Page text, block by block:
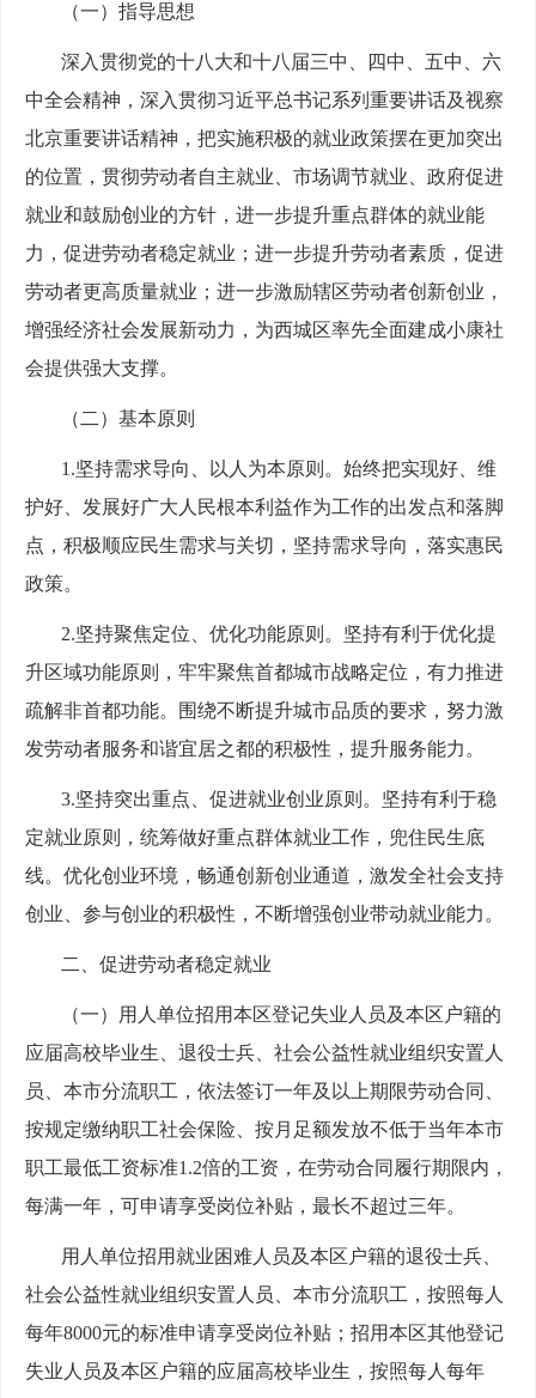
（一）指导思想
深入贯彻党的十八大和十八届三中、四中、五中、六
中全会精神，深入贯彻习近平总书记系列重要讲话及视察
北京重要讲话精神，把实施积极的就业政策摆在更加突出
的位置，贯彻劳动者自主就业、市场调节就业、政府促进
就业和鼓励创业的方针，进一步提升重点群体的就业能
力，促进劳动者稳定就业；进一步提升劳动者素质，促进
劳动者更高质量就业；进一步激励辖区劳动者创新创业，
增强经济社会发展新动力，为西城区率先全面建成小康社
会提供强大支撑。
（二）基本原则
1.坚持需求导向、以人为本原则。始终把实现好、维
护好、发展好广大人民根本利益作为工作的出发点和落脚
点，积极顺应民生需求与关切，坚持需求导向，落实惠民
政策。
2.坚持聚焦定位、优化功能原则。坚持有利于优化提
升区域功能原则，牢牢聚焦首都城市战略定位，有力推进
疏解非首都功能。围绕不断提升城市品质的要求，努力激
发劳动者服务和谐宜居之都的积极性，提升服务能力。
3.坚持突出重点、促进就业创业原则。坚持有利于稳
定就业原则，统筹做好重点群体就业工作，兜住民生底
线。优化创业环境，畅通创新创业通道，激发全社会支持
创业、参与创业的积极性，不断增强创业带动就业能力。
二、促进劳动者稳定就业
（一）用人单位招用本区登记失业人员及本区户籍的
应届高校毕业生、退役士兵、社会公益性就业组织安置人
员、本市分流职工，依法签订一年及以上期限劳动合同、
按规定缴纳职工社会保险、按月足额发放不低于当年本市
职工最低工资标准1.2倍的工资，在劳动合同履行期限内，
每满一年，可申请享受岗位补贴，最长不超过三年。
用人单位招用就业困难人员及本区户籍的退役士兵、
社会公益性就业组织安置人员、本市分流职工，按照每人
每年8000元的标准申请享受岗位补贴；招用本区其他登记
失业人员及本区户籍的应届高校毕业生，按照每人每年